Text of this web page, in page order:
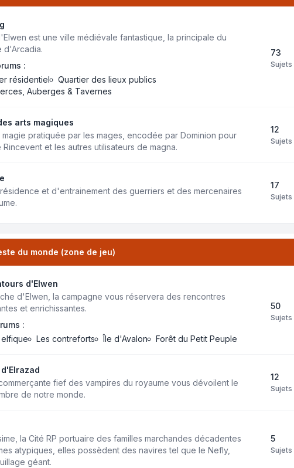
est une ville médiévale fantastique, la principale du
d'Arcadia.
:
résidentiel
Quartier des lieux publics
Auberges & Tavernes
73
Sujets
arts magiques
magie pratiquée par les mages, encodée par Dominion pour
et les autres utilisateurs de magna.
12
Sujets
et d'entrainement des guerriers et des mercenaires
17
Sujets
du monde (zone de jeu)
d'Elwen
d'Elwen, la campagne vous réservera des rencontres
et enrichissantes.
:
elfique
Les contreforts Île d'Avalon Forêt du Petit Peuple
50
Sujets
fief des vampires du royaume vous dévoilent le
de notre monde.
12
Sujets
la Cité RP portuaire des familles marchandes décadentes
atypiques, elles possèdent des navires tel que le Nefly,
géant.
5
Sujets